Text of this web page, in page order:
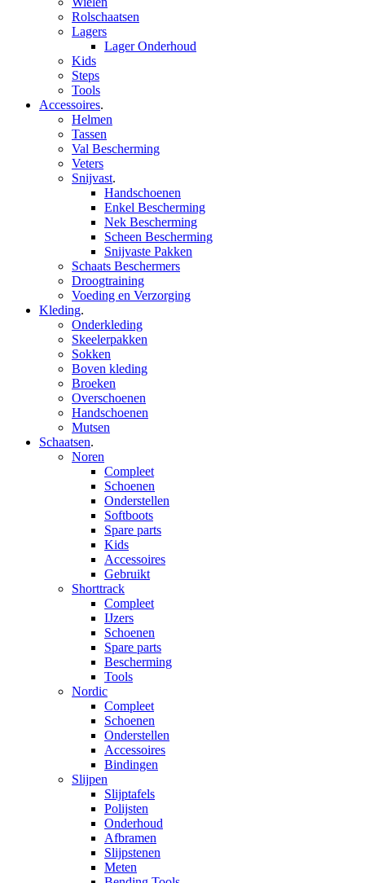
Rolschaatsen
Lagers
Lager Onderhoud
Kids
Steps
Tools
Accessoires.
Helmen
Tassen
Val Bescherming
Veters
Snijvast.
Handschoenen
Enkel Bescherming
Nek Bescherming
Scheen Bescherming
Snijvaste Pakken
Schaats Beschermers
Droogtraining
Voeding en Verzorging
Kleding.
Onderkleding
Skeelerpakken
Sokken
Boven kleding
Broeken
Overschoenen
Handschoenen
Mutsen
Schaatsen.
Noren
Compleet
Schoenen
Onderstellen
Softboots
Spare parts
Kids
Accessoires
Gebruikt
Shorttrack
Compleet
IJzers
Schoenen
Spare parts
Bescherming
Tools
Nordic
Compleet
Schoenen
Onderstellen
Accessoires
Bindingen
Slijpen
Slijptafels
Polijsten
Onderhoud
Afbramen
Slijpstenen
Meten